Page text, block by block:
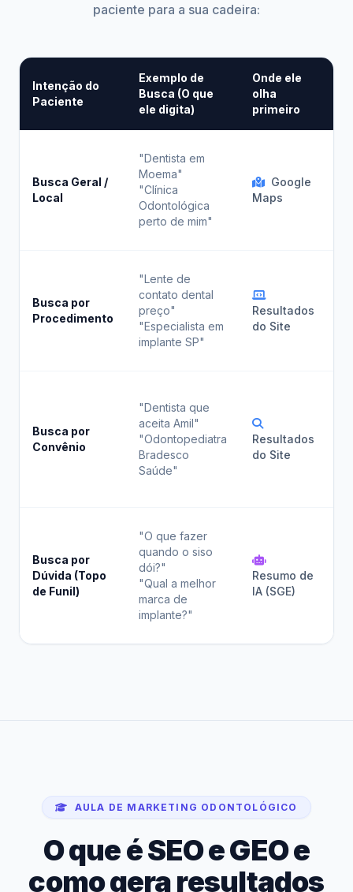
paciente para a sua cadeira:
Intenção do
Paciente
Exemplo de
Busca (O que
ele digita)
Onde ele
olha
primeiro
Busca Geral /
Local
"Dentista em
Moema"
"Clínica
Odontológica
perto de mim"
Google
Maps
Busca por
Procedimento
"Lente de
contato dental
preço"
"Especialista em
implante SP"
Resultados
do Site
Busca por
Convênio
"Dentista que
aceita Amil"
"Odontopediatra
Bradesco
Saúde"
Resultados
do Site
Busca por
Dúvida (Topo
de Funil)
"O que fazer
quando o siso
dói?"
"Qual a melhor
marca de
implante?"
Resumo de
IA (SGE)
AULA DE MARKETING ODONTOLÓGICO
O que é SEO e GEO e
como gera resultados